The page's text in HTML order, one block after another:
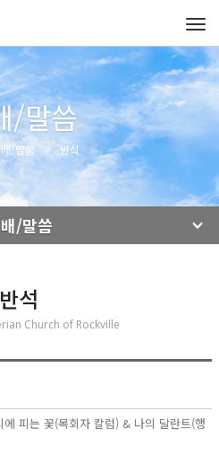
/말씀
/말씀 반석
/말씀
반석
Church of Rockville
피는 꽃(목회자 칼럼) & 나의 달란트(행